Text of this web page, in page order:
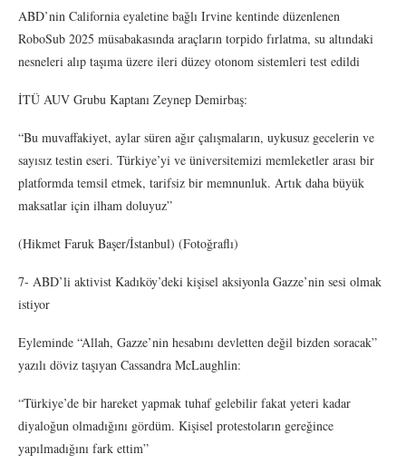
ABD’nin California eyaletine bağlı Irvine kentinde düzenlenen
RoboSub 2025 müsabakasında araçların torpido fırlatma, su altındaki
nesneleri alıp taşıma üzere ileri düzey otonom sistemleri test edildi
İTÜ AUV Grubu Kaptanı Zeynep Demirbaş:
“Bu muvaffakiyet, aylar süren ağır çalışmaların, uykusuz gecelerin ve
sayısız testin eseri. Türkiye’yi ve üniversitemizi memleketler arası bir
platformda temsil etmek, tarifsiz bir memnunluk. Artık daha büyük
maksatlar için ilham doluyuz”
(Hikmet Faruk Başer/İstanbul) (Fotoğraflı)
7- ABD’li aktivist Kadıköy’deki kişisel aksiyonla Gazze’nin sesi olmak
istiyor
Eyleminde “Allah, Gazze’nin hesabını devletten değil bizden soracak”
yazılı döviz taşıyan Cassandra McLaughlin:
“Türkiye’de bir hareket yapmak tuhaf gelebilir fakat yeteri kadar
diyaloğun olmadığını gördüm. Kişisel protestoların gereğince
yapılmadığını fark ettim”